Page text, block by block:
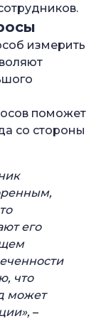
измерить
поможет
со стороны
его
что
может
–